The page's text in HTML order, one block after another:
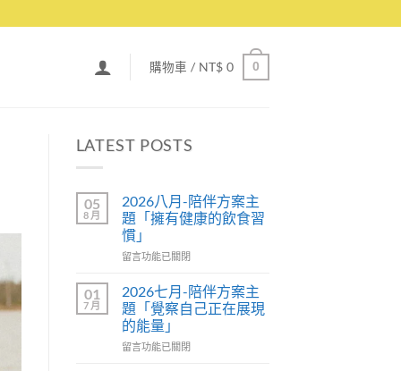
購物車 / NT$ 0 0
LATEST POSTS
05
8 月
2026八月-陪伴方案主
題「擁有健康的飲食習
慣」
留言功能已關閉
01
7 月
2026七月-陪伴方案主
題「覺察自己正在展現
的能量」
留言功能已關閉